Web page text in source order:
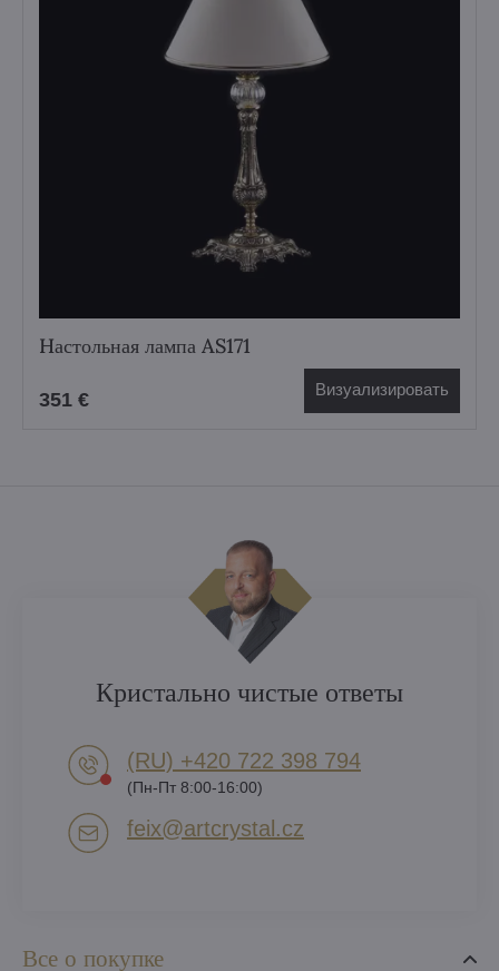
Hастольная лампа AS171
351 € Визуализировать
Все о покупке
Кристально чистые ответы
(RU) +420 722 398 794​
(Пн-Пт 8:00-16:00)
feix​@artcrystal​.cz